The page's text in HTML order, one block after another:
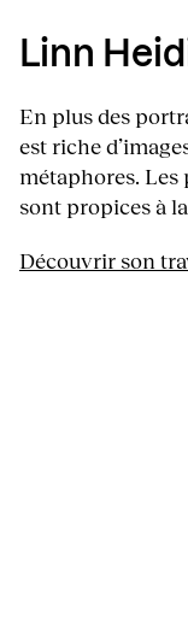
Linn
En plus des
est riche
métaphores.
sont propices à
Découvrir son